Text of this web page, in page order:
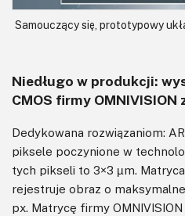
Samouczący się, prototypowy
Niedługo w produkcji:
CMOS firmy OMNIVISION
Dedykowana rozwiązaniom:
piksele poczynione w
tych pikseli to 3×3 µm.
rejestruje obraz o
px. Matrycę firmy